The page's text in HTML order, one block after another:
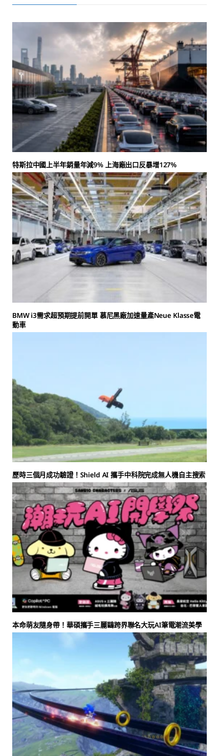
特斯拉中國上半年銷量年減9% 上海廠出口反暴增127%
BMW i3需求超預期提前開單 慕尼黑廠加速量產Neue Klasse電
動車
歷時三個月成功驗證！Shield AI 攜手中科院完成無人機自主搜索
本命萌友隨身帶！華碩攜手三麗鷗跨界聯名大玩AI筆電潮流美學